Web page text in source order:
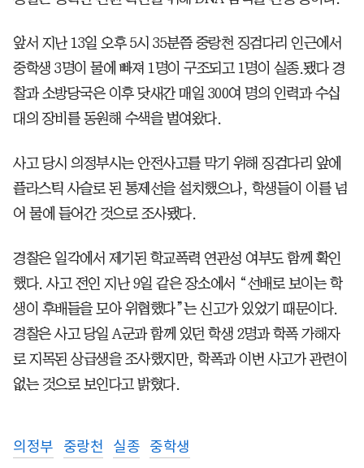
앞서 지난 13일 오후 5시 35분쯤 중랑천 징검다리 인근에서
중학생 3명이 물에 빠져 1명이 구조되고 1명이 실종.됐다 경
찰과 소방당국은 이후 닷새간 매일 300여 명의 인력과 수십
대의 장비를 동원해 수색을 벌여왔다.
사고 당시 의정부시는 안전사고를 막기 위해 징검다리 앞에
플라스틱 사슬로 된 통제선을 설치했으나, 학생들이 이를 넘
어 물에 들어간 것으로 조사됐다.
경찰은 일각에서 제기된 학교폭력 연관성 여부도 함께 확인
했다. 사고 전인 지난 9일 같은 장소에서 “선배로 보이는 학
생이 후배들을 모아 위협했다”는 신고가 있었기 때문이다.
경찰은 사고 당일 A군과 함께 있던 학생 2명과 학폭 가해자
로 지목된 상급생을 조사했지만, 학폭과 이번 사고가 관련이
없는 것으로 보인다고 밝혔다.
의정부 중랑천 실종 중학생